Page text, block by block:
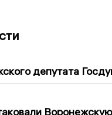
депутата